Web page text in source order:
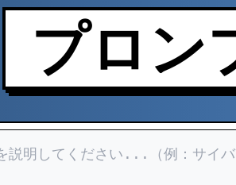
プロン